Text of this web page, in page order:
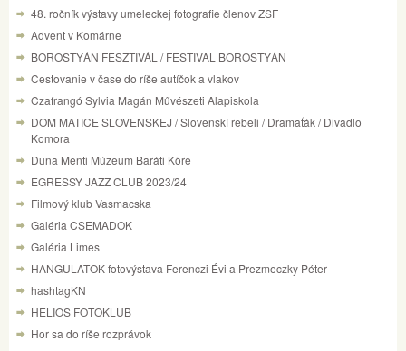
48. ročník výstavy umeleckej fotografie členov ZSF
Advent v Komárne
BOROSTYÁN FESZTIVÁL / FESTIVAL BOROSTYÁN
Cestovanie v čase do ríše autíčok a vlakov
Czafrangó Sylvia Magán Művészeti Alapiskola
DOM MATICE SLOVENSKEJ / Slovenskí rebeli / Dramaťák / Divadlo
Komora
Duna Menti Múzeum Baráti Köre
EGRESSY JAZZ CLUB 2023/24
Filmový klub Vasmacska
Galéria CSEMADOK
Galéria Limes
HANGULATOK fotovýstava Ferenczi Évi a Prezmeczky Péter
hashtagKN
HELIOS FOTOKLUB
Hor sa do ríše rozprávok